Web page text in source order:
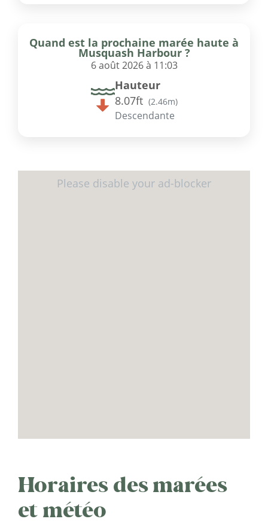
Quand est la prochaine marée haute à
Musquash Harbour ?
6 août 2026 à 11:03
Hauteur
8.07ft (2.46m)
Descendante
Horaires des marées
et météo